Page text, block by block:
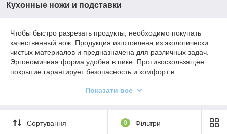
Кухонные ножи и подставки
Чтобы быстро разрезать продукты, необходимо покупать
качественный нож. Продукция изготовлена ​​из экологически
чистых материалов и предназначена для различных задач.
Эргономичная форма удобна в пике. Противоскользящее
покрытие гарантирует безопасность и комфорт в
располагаться на стыке клинка и пыкоятки. Добавлен
магнитными застежками для подвешивания на стену
(фиксируются на специальной подставке). Некоторые
модели поставляются с подставкой для удобного и
Показати все
Сортування 0 Фільтри